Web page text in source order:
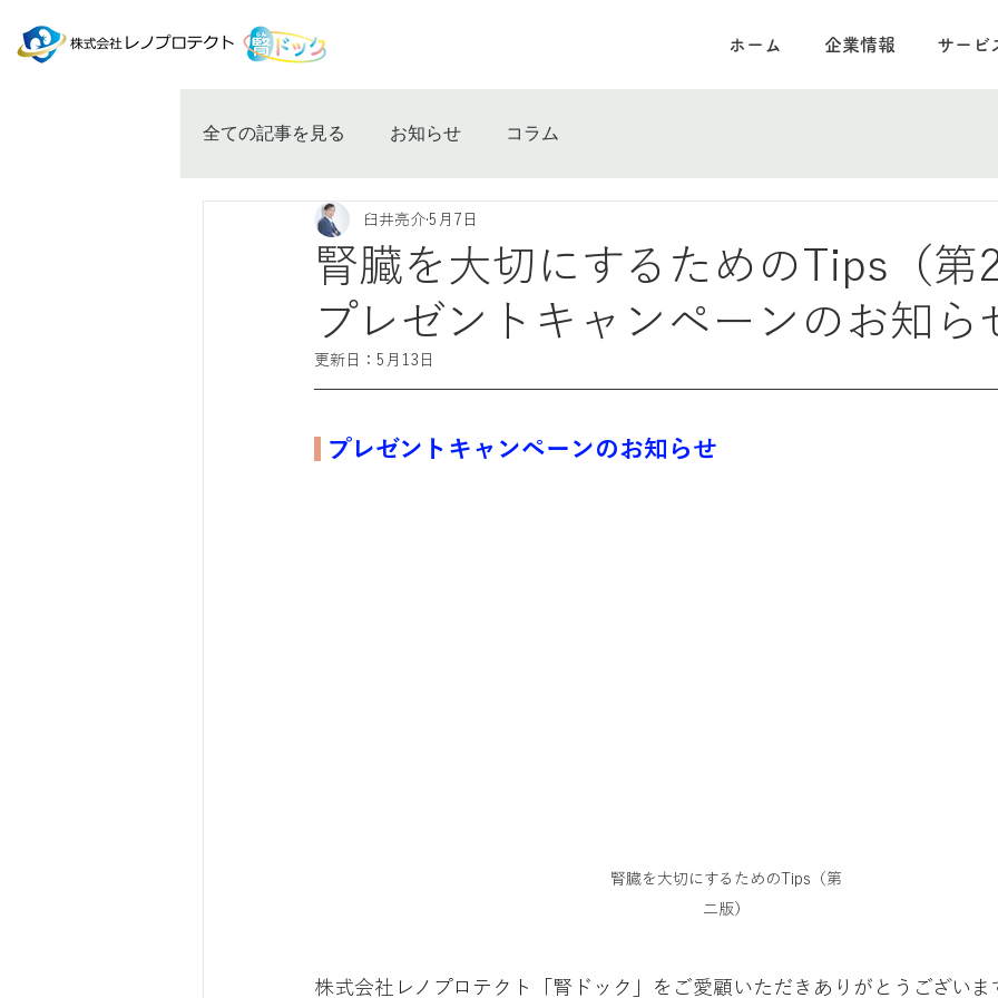
ホーム 企業情報 サービ
全ての記事を見る お知らせ コラム
腎臓を大切にするためのTips（第
プレゼントキャンペーンのお知ら
臼井亮介 5月7日
更新日： 5月13日
プレゼントキャンペーンのお知らせ
腎臓を大切にするためのTips（第
二版）
株式会社レノプロテクト「腎ドック」をご愛顧いただきありがとうございま